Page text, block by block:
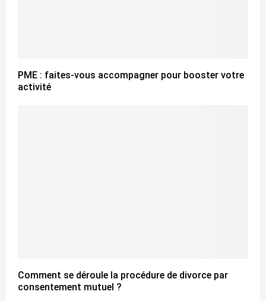
PME : faites-vous accompagner pour booster votre
activité
Comment se déroule la procédure de divorce par
consentement mutuel ?